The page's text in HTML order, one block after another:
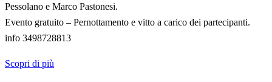
Pessolano e Marco Pastonesi.
Evento gratuito – Pernottamento e vitto a carico dei partecipanti.
info 3498728813
Scopri di più